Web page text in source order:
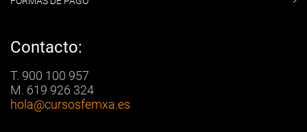
Contacto:
T. 900 100 957
M. 619 926 324
hola@cursosfemxa.es